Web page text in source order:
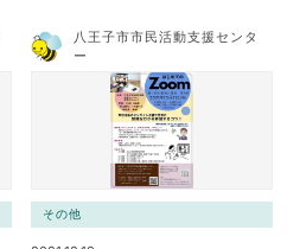
八王子市市民活動支援センタ
ー
その他